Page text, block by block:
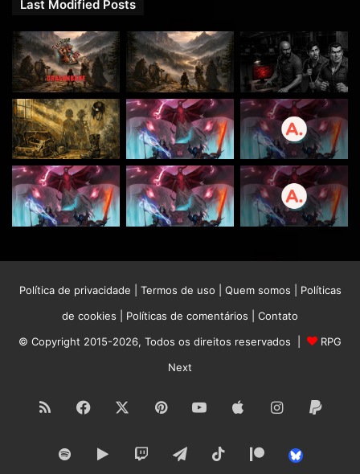
Last Modified Posts
Política de privacidade Termos de uso Quem somos
Políticas
de cookies
Políticas de comentários
Contato
© Copyright 2015-2026, Todos os direitos reservados |
RPG
Next
RSS Facebook PinterestYouTubeAppleInstagram
SpotifyGoogle TwitchTelegramTikTokPatreon